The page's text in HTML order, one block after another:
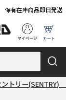
保有在庫商品即日発送
トリー(SENTRY)